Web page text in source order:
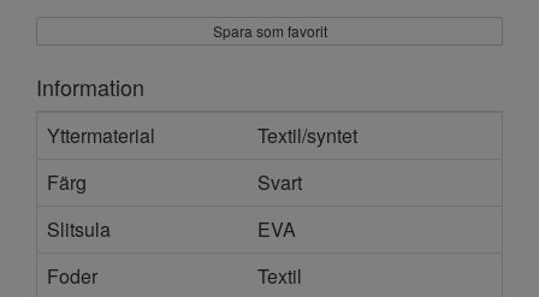
Spara som favorit
Information
Yttermaterial
Textil/syntet
Färg
Svart
Slitsula
EVA
Foder
Textil